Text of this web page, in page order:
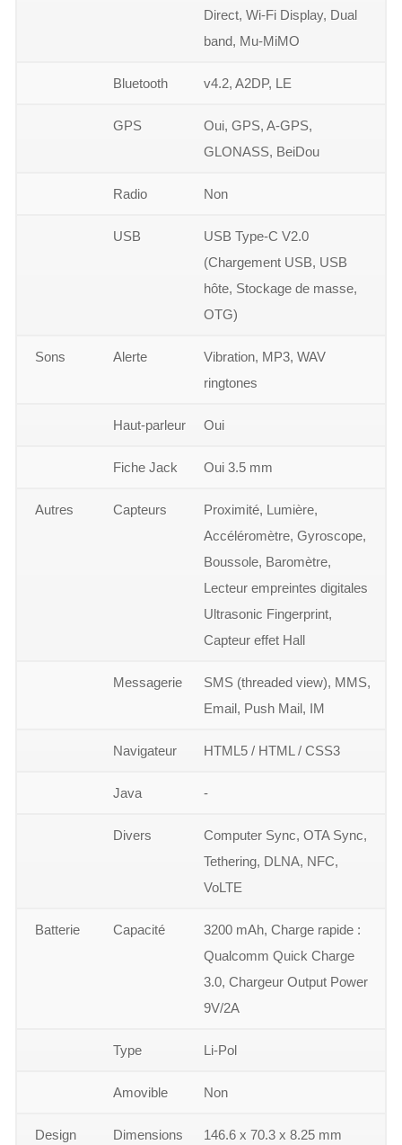
Direct, Wi-Fi Display, Dual
band, Mu-MiMO
Bluetooth v4.2, A2DP, LE
GPS
Oui, GPS, A-GPS,
GLONASS, BeiDou
Radio Non
USB
USB Type-C V2.0
(Chargement USB, USB
hôte, Stockage de masse,
OTG)
Sons Alerte
Vibration, MP3, WAV
ringtones
Haut-parleur Oui
Fiche Jack Oui 3.5 mm
Autres Capteurs
Proximité, Lumière,
Accéléromètre, Gyroscope,
Boussole, Baromètre,
Lecteur empreintes digitales
Ultrasonic Fingerprint,
Capteur effet Hall
Messagerie
SMS (threaded view), MMS,
Email, Push Mail, IM
Navigateur HTML5 / HTML / CSS3
Java -
Divers
Computer Sync, OTA Sync,
Tethering, DLNA, NFC,
VoLTE
Batterie Capacité
3200 mAh, Charge rapide :
Qualcomm Quick Charge
3.0, Chargeur Output Power
9V/2A
Type Li-Pol
Amovible Non
Design Dimensions 146.6 x 70.3 x 8.25 mm